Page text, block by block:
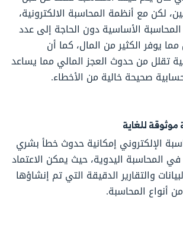
لكن مع أنظمة المحاسبة الالكترونية،
الأساسية دون الحاجة إلى عدد
يوفر الكثير من المال، كما أن
تقلل من حدوث العجز المالي مما يساعد
صحيحة خالية من الأخطاء.
الإلكتروني إمكانية حدوث خطأ بشري
المحاسبة اليدوية، حيث يمكن الاعتماد
والتقارير الدقيقة التي تم إنشاؤها
أنواع المحاسبة.